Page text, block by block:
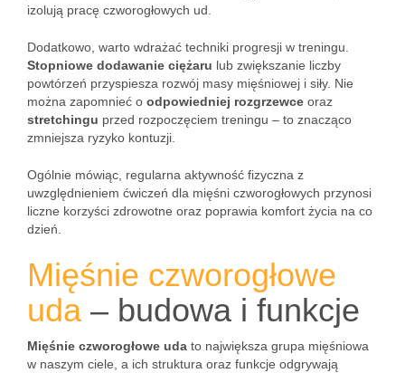
izolują pracę czworogłowych ud.
Dodatkowo, warto wdrażać techniki progresji w treningu.
Stopniowe dodawanie ciężaru lub zwiększanie liczby
powtórzeń przyspiesza rozwój masy mięśniowej i siły. Nie
można zapomnieć o odpowiedniej rozgrzewce oraz
stretchingu przed rozpoczęciem treningu – to znacząco
zmniejsza ryzyko kontuzji.
Ogólnie mówiąc, regularna aktywność fizyczna z
uwzględnieniem ćwiczeń dla mięśni czworogłowych przynosi
liczne korzyści zdrowotne oraz poprawia komfort życia na co
dzień.
Mięśnie czworogłowe
uda – budowa i funkcje
Mięśnie czworogłowe uda to największa grupa mięśniowa
w naszym ciele, a ich struktura oraz funkcje odgrywają